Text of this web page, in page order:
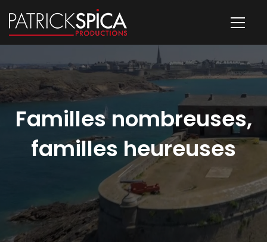
Familles nombreuses,
familles heureuses